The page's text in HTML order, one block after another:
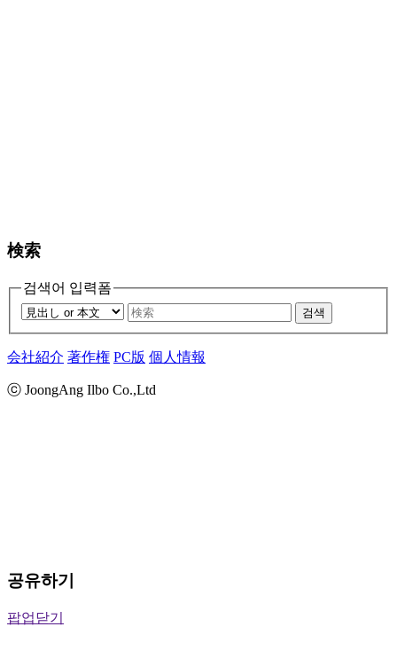
検索
검색어 입력폼
검색
会社紹介 著作権 PC版 個人情報
ⓒ JoongAng Ilbo Co.,Ltd
공유하기
팝업닫기